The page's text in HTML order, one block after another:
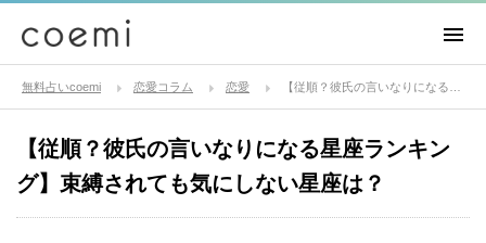
無料占いcoemi 恋愛コラム 恋愛
【従順？彼氏の言いなりになる星座ランキン
グ】束縛されても気にしない星座は？